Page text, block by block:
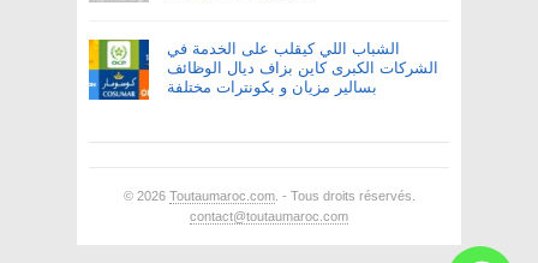
الشباب اللي كيقلب على الخدمة في
الشركات الكبرى كاين بزاف ديال الوظائف
بسالير مزيان و بكونترات مختلفة
© 2026 Toutaumaroc.com. - Tous droits réservés.
contact@toutaumaroc.com